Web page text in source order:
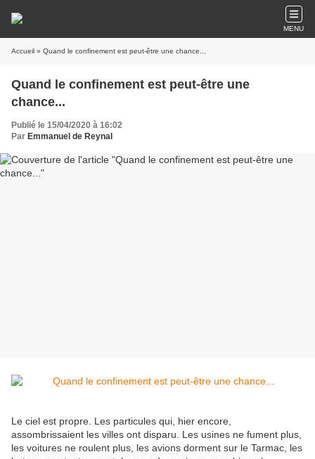
MENU
Accueil » Quand le confinement est peut-être une chance...
Quand le confinement est peut-être une
chance...
Publié le 15/04/2020 à 16:02
Par Emmanuel de Reynal
Le ciel est propre. Les particules qui, hier encore,
assombrissaient les villes ont disparu. Les usines ne fument plus,
les voitures ne roulent plus, les avions dorment sur le Tarmac, les